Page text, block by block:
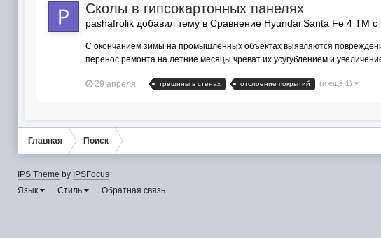
Сколы в гипсокартонных панелях
pashafrolik добавил тему в Сравнение Hyundai Santa Fe 4 TM с
С окончанием зимы на промышленных объектах выявляются
перенос ремонта на летние месяцы чреват их усугублением и
29 апреля трещины в стенах отслоение покрытий (и ещё 1)
Главная Поиск
IPS Theme by IPSFocus
Язык
Стиль Обратная связь